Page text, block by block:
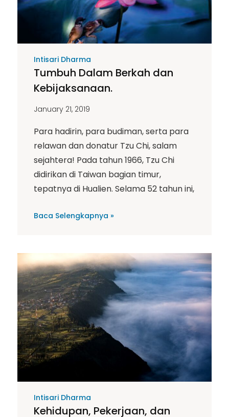
Intisari Dharma
Tumbuh Dalam Berkah dan
Kebijaksanaan.
January 21, 2019
Para hadirin, para budiman, serta para
relawan dan donatur Tzu Chi, salam
sejahtera! Pada tahun 1966, Tzu Chi
didirikan di Taiwan bagian timur,
tepatnya di Hualien. Selama 52 tahun ini,
Baca Selengkapnya »
Intisari Dharma
Kehidupan, Pekerjaan, dan